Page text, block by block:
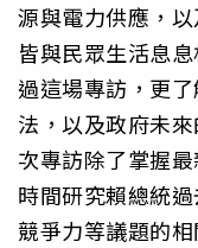
源與電力供應，
皆與民眾生活息
過這場專訪，更
法，以及政府未
次專訪除了掌握
時間研究賴總統
競爭力等議題的